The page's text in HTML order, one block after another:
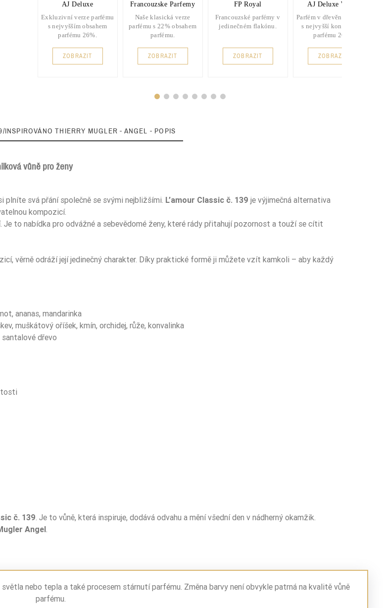
AJ Deluxe
Exkluzivní verze parfému
s nejvyšším obsahem
parfému 26%.
ZOBRAZIT
Francouzske Parfemy
Naše klasická verze
parfému s 22% obsahem
parfému.
ZOBRAZIT
FP Royal
Francouzské parfémy v
jedinečném flakónu.
ZOBRAZIT
AJ Deluxe Wood
Parfém v dřevěném balení
s nejvyšší koncentrací
parfému 26%.
ZOBRAZIT
INSPIROVÁNO THIERRY MUGLER - ANGEL - POPIS
vůně pro ženy
svá přání společně se svými nejbližšími. L’amour Classic č. 139 je výjimečná alternativa
kompozicí.
to nabídka pro odvážné a sebevědomé ženy, které rády přitahují pozornost a touží se cítit
věrně odráží její jedinečný charakter. Díky praktické formě ji můžete vzít kamkoli – aby každý
ananas, mandarinka
muškátový oříšek, kmín, orchidej, růže, konvalinka
dřevo
č. 139. Je to vůně, která inspiruje, dodává odvahu a mění všední den v nádherný okamžik.
Angel.
22%
nebo tepla a také procesem stárnutí parfému. Změna barvy není obvykle patrná na kvalitě vůně
parfému.